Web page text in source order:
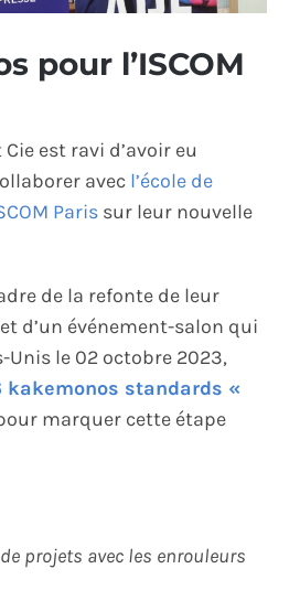
pour l’ISCOM
est ravi d’avoir eu
avec l’école de
Parissur leur nouvelle
de la refonte de leur
d’un événement-salon qui
Unis le 02 octobre 2023,
kakemonos standards «
marquer cette étape
projets avec les enrouleurs